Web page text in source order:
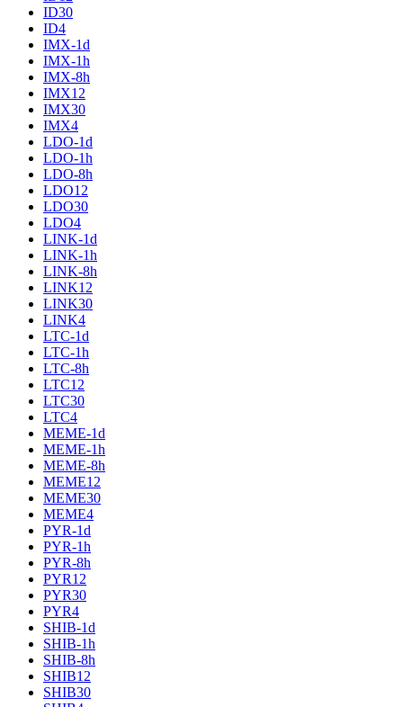
ID30
ID4
IMX-1d
IMX-1h
IMX-8h
IMX12
IMX30
IMX4
LDO-1d
LDO-1h
LDO-8h
LDO12
LDO30
LDO4
LINK-1d
LINK-1h
LINK-8h
LINK12
LINK30
LINK4
LTC-1d
LTC-1h
LTC-8h
LTC12
LTC30
LTC4
MEME-1d
MEME-1h
MEME-8h
MEME12
MEME30
MEME4
PYR-1d
PYR-1h
PYR-8h
PYR12
PYR30
PYR4
SHIB-1d
SHIB-1h
SHIB-8h
SHIB12
SHIB30